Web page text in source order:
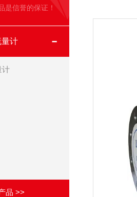
是信誉的保证！
计
计
品 >>